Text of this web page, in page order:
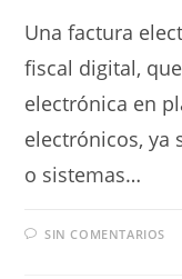
Una factura
fiscal digital,
electrónica en
electrónicos, ya
o sistemas…
SIN COMENTARIOS